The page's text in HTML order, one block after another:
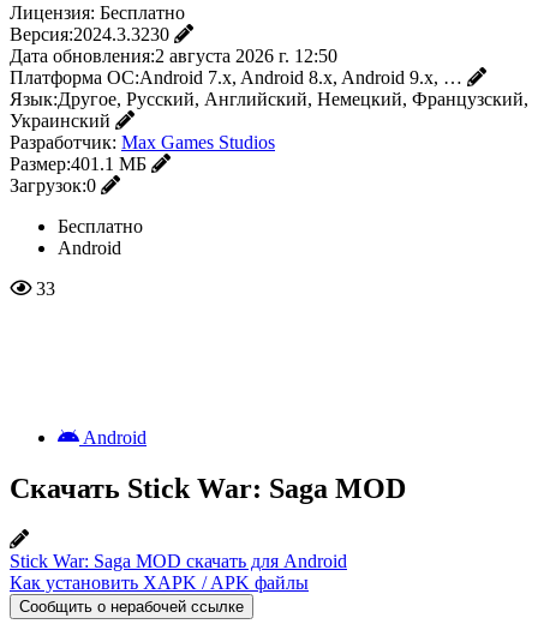
Лицензия: Бесплатно
Версия:2024.3.3230
Дата обновления:2 августа 2026 г. 12:50
Платформа ОС:Android 7.x, Android 8.x, Android 9.x, …
Язык:Другое, Русский, Английский, Немецкий, Французский,
Украинский
Разработчик: Max Games Studios
Размер:401.1 МБ
Загрузок:0
Бесплатно
Android
33
Android
Скачать Stick War: Saga MOD
Stick War: Saga MOD скачать для Android
Как установить XAPK / APK файлы
Сообщить о нерабочей ссылке